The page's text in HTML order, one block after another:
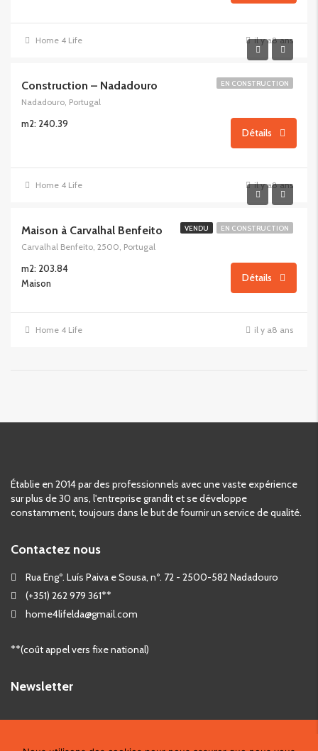
Home 4 Life il y a8 ans
EN CONSTRUCTION
Construction – Nadadouro
Nadadouro, Portugal
m2: 240.39
Détails
Home 4 Life il y a8 ans
VENDU EN CONSTRUCTION
Maison à Carvalhal Benfeito
Carvalhal Benfeito, 2500, Portugal
m2: 203.84
Maison
Détails
Home 4 Life il y a8 ans
Établie en 2014 par des professionnels avec une vaste expérience
sur plus de 30 ans, l'entreprise grandit et se développe
constamment, toujours dans le but de fournir un service de qualité.
Contactez nous
Rua Engº. Luís Paiva e Sousa, nº. 72 - 2500-582 Nadadouro
(+351) 262 979 361**
home4lifelda@gmail.com
**(coût appel vers fixe national)
Newsletter